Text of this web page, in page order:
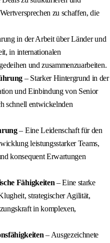
zu schaffen, die
in der Arbeit über Länder und
in internationalen
und zusammenzuarbeiten.
– Starker Hintergrund in der
und Einbindung von Senior
schnell entwickelnden
– Eine Leidenschaft für den
leistungsstarker Teams,
konsequent Erwartungen
Fähigkeiten – Eine starke
strategischer Agilität,
in komplexen,
– Ausgezeichnete